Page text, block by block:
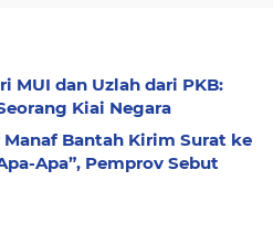
MUI dan Uzlah dari PKB:
Kiai Negara
Bantah Kirim Surat ke
Apa”, Pemprov Sebut